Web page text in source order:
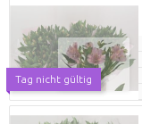
Tag nicht gültig